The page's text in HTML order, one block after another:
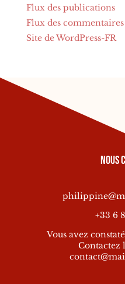
Flux des publications
Flux des commentaires
Site de WordPress-FR
Nous
+33 6
Vous avez
Contactez